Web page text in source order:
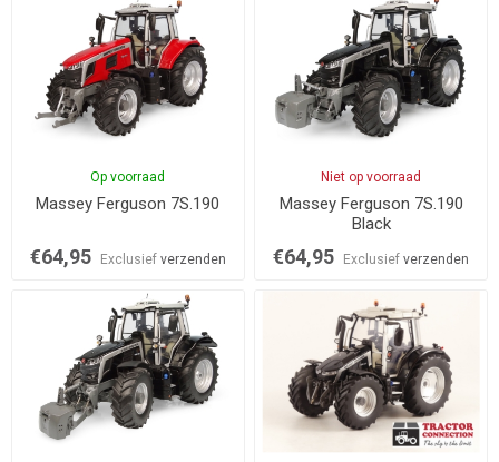
Op voorraad
Massey Ferguson 7S.190
€64,95 Exclusief verzenden
Niet op voorraad
Massey Ferguson 7S.190
Black
€64,95 Exclusiefverzenden